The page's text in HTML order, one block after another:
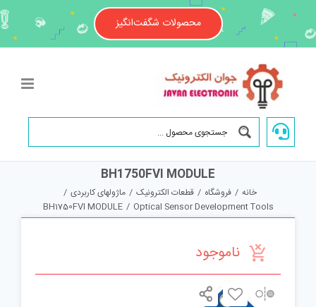
content
محصولات شگفت‌انگیز
BH1750FVI MODULE
خانه / فروشگاه / قطعات الکترونیک / ماژولهای کاربردی /
Optical Sensor Development Tools
/
BH1750FVI MODULE
ناموجود